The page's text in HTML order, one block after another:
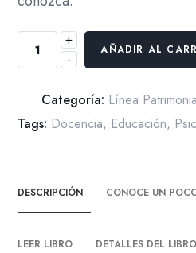
-
Homenaje
Grandes
Maestros.
Psicología
Colombiana:
Rosa
+
AÑADIR AL
Categoría: Línea
Tags: Docencia, Educación,
DESCRIPCIÓN CONOCE UN
LEER LIBRO DETALLES DEL LIBRO